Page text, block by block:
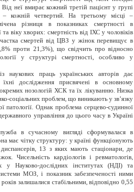
Від неї вмирає кожний третій пацієнт у групі
кожній четвертий. На третьому місці –
різниця в показниках смертності в
та віку хворих: смертність від ІХС у чоловіків
смертей від ЦВЗ у жінок перевищує в
проти 21,3%), що свідчить про відносно
у структурі смертності, особливо у
наукових праць українських авторів дає
дослідження присвячені в основному
нозологій ХСК та їх лікуванню. Низка
соціальних проблем, що виникають у зв’язку
патології.Однак проблема серцево-судинної
управління до цього часу в Україні
в сучасному вигляді сформувалася в
має чітку структуру: у країні функціонують
13 з яких мають стаціонари, де
Чисельність кардіологів і ревматологів,
у Науково-дослідних інститутах (НДІ) та
МОЗ, і показник забезпеченості ними
залишалися стабільними, відповідно 0,55